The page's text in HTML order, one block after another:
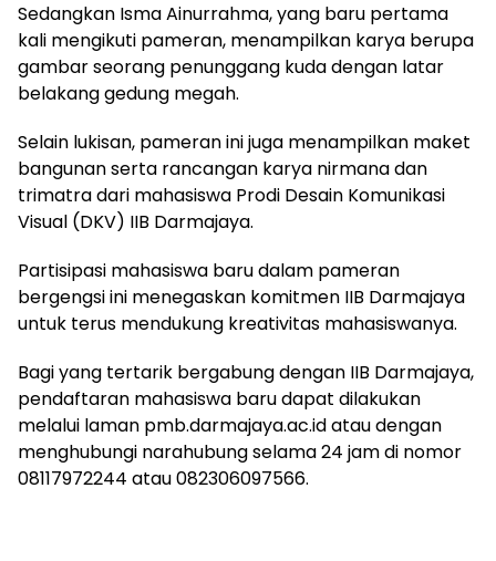
Sedangkan Isma Ainurrahma, yang baru pertama
kali mengikuti pameran, menampilkan karya berupa
gambar seorang penunggang kuda dengan latar
belakang gedung megah.
Selain lukisan, pameran ini juga menampilkan maket
bangunan serta rancangan karya nirmana dan
trimatra dari mahasiswa Prodi Desain Komunikasi
Visual (DKV) IIB Darmajaya.
Partisipasi mahasiswa baru dalam pameran
bergengsi ini menegaskan komitmen IIB Darmajaya
untuk terus mendukung kreativitas mahasiswanya.
Bagi yang tertarik bergabung dengan IIB Darmajaya,
pendaftaran mahasiswa baru dapat dilakukan
melalui laman pmb.darmajaya.ac.id atau dengan
menghubungi narahubung selama 24 jam di nomor
08117972244 atau 082306097566.